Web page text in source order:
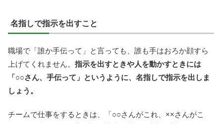
名指しで指示を出すこと
職場で「誰か手伝って」と言っても、誰も手はおろか顔すら
上げてくれません。 指示を出すときや人を動かすときには
「○○さん、手伝って」というように、名指しで指示を出しま
しょう。
チームで仕事をするときは、「○○さんがこれ、××さんがこ